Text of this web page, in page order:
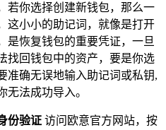
若你选择创建新钱包，那么一
这小小的助记词，就像是打开
是恢复钱包的重要凭证，一旦
找回钱包中的资产，要是你选
准确无误地输入助记词或私钥,
无法成功导入。
份验证 访问欧意官方网站，按